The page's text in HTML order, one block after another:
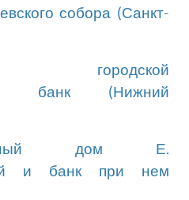
собора (Санкт-
городской
банк (Нижний
дом Е.
и банк при нем